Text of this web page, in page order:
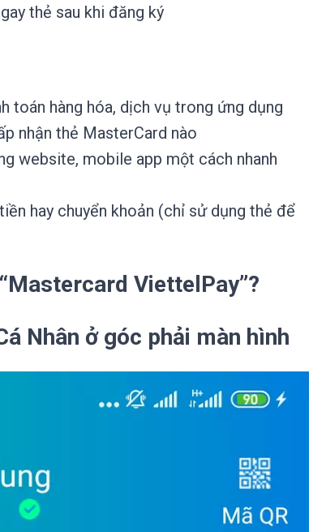
thẻ sau khi đăng ký
toán hàng hóa, dịch vụ trong ứng dụng
nhận thẻ MasterCard nào
website, mobile app một cách nhanh
hay chuyển khoản (chỉ sử dụng thẻ để
ViettelPay”?
Nhân ở góc phải màn hình